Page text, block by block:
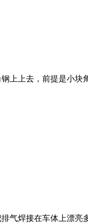
上上去，前提是小块
气焊接在车体上漂亮